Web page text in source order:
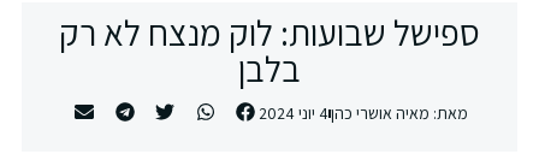
ספישל שבועות: לוק מנצח לא רק
בלבן
מאת: מאיה אושרי כהן4 יוני 2024